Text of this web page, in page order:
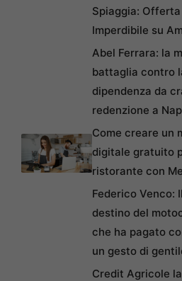
Spiaggia: Offerta
Imperdibile su
Abel Ferrara: la
battaglia contro
dipendenza da
redenzione a
Come creare un
digitale gratuito
ristorante con
Federico Venco:
destino del
che ha pagato
un gesto di
Credit Agricole